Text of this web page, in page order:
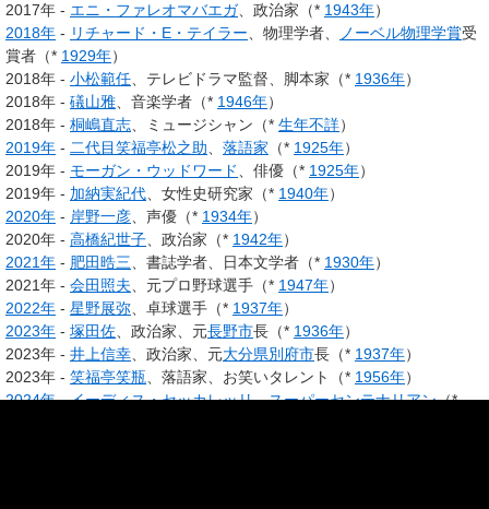
2017年 - エニ・ファレオマバエガ、政治家（* 1943年）
2018年 - リチャード・E・テイラー 、物理学者、 ノーベル物理学賞受
賞者（* 1929年）
2018年 - 小松範任 、テレビドラマ監督、脚本家（* 1936年）
2018年 - 礒山雅 、音楽学者（* 1946年）
2018年 - 桐嶋直志 、ミュージシャン（* 生年不詳）
2019年 - 二代目笑福亭松之助 落語家 （* 1925年）
2019年 - モーガン・ウッドワード 、俳優（* 1925年）
2019年 - 加納実紀代 、女性史研究家（* 1940年）
2020年 - 岸野一彦 、声優（* 1934年）
2020年 - 高橋紀世子 、政治家（* 1942年）
2021年 - 肥田晧三 、書誌学者、日本文学者（* 1930年）
2021年 - 会田照夫 、元プロ野球選手（* 1947年）
2022年 - 星野展弥 、卓球選手（* 1937年）
2023年 - 塚田佐 、政治家、元長野市長（* 1936年）
2023年 - 井上信幸 、政治家、元大分県別府市長（* 1937年）
2023年 - 笑福亭笑瓶 、落語家、お笑いタレント（* 1956年）
2024年-イーディス・セッカレッリ、スーパーセンテナリアン（*